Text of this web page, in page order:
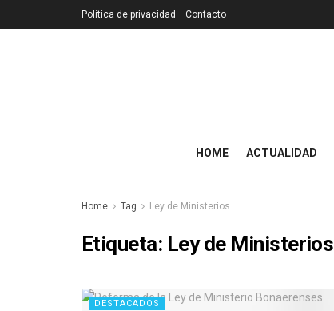
Política de privacidad Contacto
HOME ACTUALIDAD
Home Tag Ley de Ministerios
Etiqueta: Ley de Ministerios
DESTACADOS